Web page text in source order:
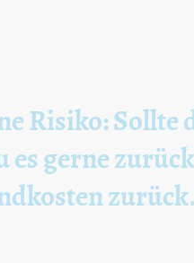
Risiko: Sollte
es gerne